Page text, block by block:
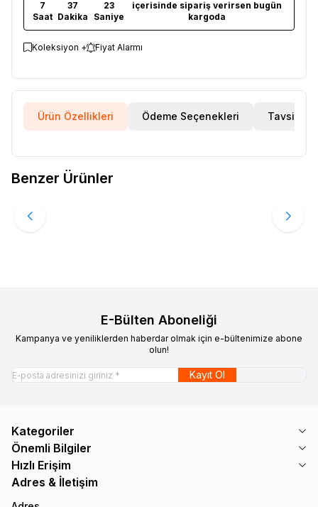
7
Saat
37
Dakika
22
Saniye
içerisinde sipariş verirsen bugün
kargoda
Koleksiyon + Fiyat Alarmı
Ürün Özellikleri Ödeme Seçenekleri Tavsiye Et
Tedarikçi Ürün Kodu
Benzer Ürünler
Igor
E-Bülten Aboneliği
Kampanya ve yeniliklerden haberdar olmak için e-bültenimize abone
olun!
Kayıt Ol
Kategoriler
Önemli Bilgiler
Hızlı Erişim
Adres & İletişim